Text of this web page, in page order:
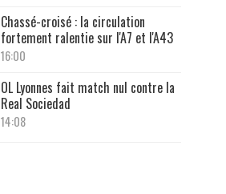
Chassé-croisé : la circulation
fortement ralentie sur l'A7 et l'A43
16:00
OL Lyonnes fait match nul contre la
Real Sociedad
14:08